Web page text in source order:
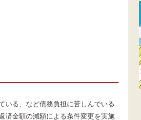
いる、など債務負担に苦しんでいる
済金額の減額による条件変更を実施